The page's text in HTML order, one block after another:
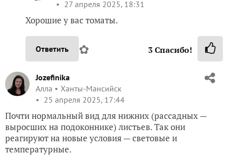
27 апреля 2025, 18:31
Хорошие у вас томаты.
Ответить ✿ 3Спасибо!
Jozefinika
Алла
Ханты-Мансийск
25 апреля 2025, 17:44
Почти нормальный вид для нижних (рассадных —
выросших на подоконнике) листьев. Так они
реагируют на новые условия — световые и
температурные.